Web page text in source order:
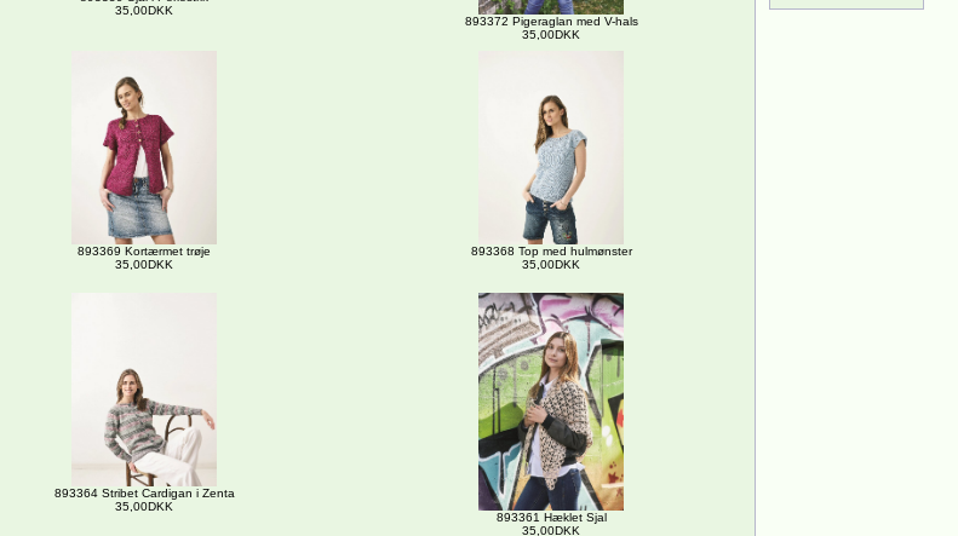
35,00DKK
893372 Pigeraglan med V-hals
35,00DKK
893369 Kortærmet trøje
35,00DKK
893368 Top med hulmønster
35,00DKK
893364 Stribet Cardigan i Zenta
35,00DKK
893361 Hæklet Sjal
35,00DKK